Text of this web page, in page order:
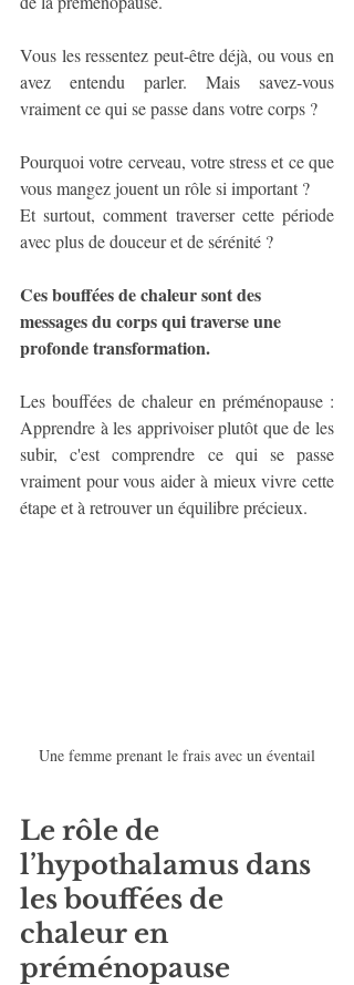
Vous les ressentez peut-être déjà, ou vous en
avez entendu parler. Mais savez-vous
vraiment ce qui se passe dans votre corps ?
Pourquoi votre cerveau, votre stress et ce que
vous mangez jouent un rôle si important ?
Et surtout, comment traverser cette période
avec plus de douceur et de sérénité ?
Ces bouffées de chaleur sont des
messages du corps qui traverse une
profonde transformation.
Les bouffées de chaleur en préménopause :
Apprendre à les apprivoiser plutôt que de les
subir, c'est comprendre ce qui se passe
vraiment pour vous aider à mieux vivre cette
étape et à retrouver un équilibre précieux.
Une femme prenant le frais avec un éventail
Le rôle de
l’hypothalamus dans
les bouffées de
chaleur en
préménopause